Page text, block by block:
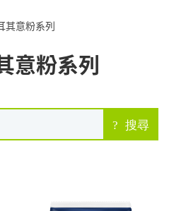
其意粉系列
意粉系列
搜尋